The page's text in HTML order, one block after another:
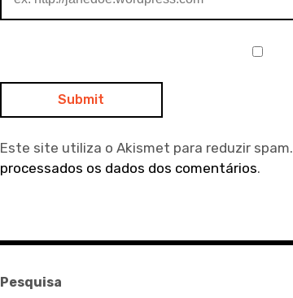
Este site utiliza o Akismet para reduzir spam.
processados os dados dos comentários.
Pesquisa